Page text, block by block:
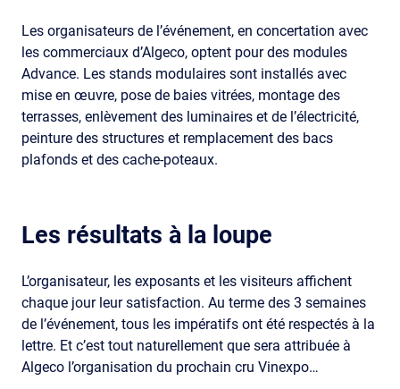
Les organisateurs de l’événement, en concertation avec
les commerciaux d’Algeco, optent pour des modules
Advance. Les stands modulaires sont installés avec
mise en œuvre, pose de baies vitrées, montage des
terrasses, enlèvement des luminaires et de l’électricité,
peinture des structures et remplacement des bacs
plafonds et des cache-poteaux.
Les résultats à la loupe
L’organisateur, les exposants et les visiteurs affichent
chaque jour leur satisfaction. Au terme des 3 semaines
de l’événement, tous les impératifs ont été respectés à la
lettre. Et c’est tout naturellement que sera attribuée à
Algeco l’organisation du prochain cru Vinexpo…